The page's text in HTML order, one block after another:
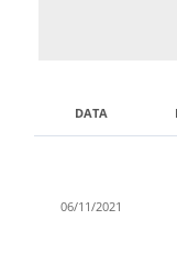
DATA
06/11/2021